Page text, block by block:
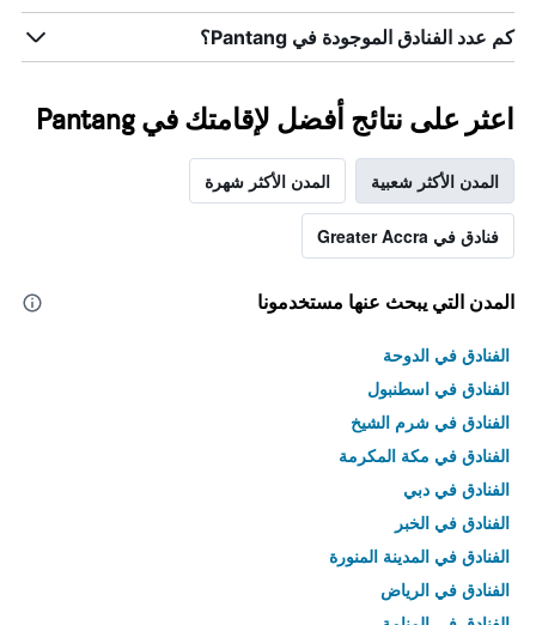
كم عدد الفنادق الموجودة في Pantang؟
اعثر على نتائج أفضل لإقامتك في Pantang
المدن الأكثر شعبية المدن الأكثر شهرة
فنادق في Greater Accra
المدن التي يبحث عنها مستخدمونا
الفنادق في الدوحة
الفنادق في اسطنبول
الفنادق في شرم الشيخ
الفنادق في مكة المكرمة
الفنادق في دبي
الفنادق في الخبر
الفنادق في المدينة المنورة
الفنادق في الرياض